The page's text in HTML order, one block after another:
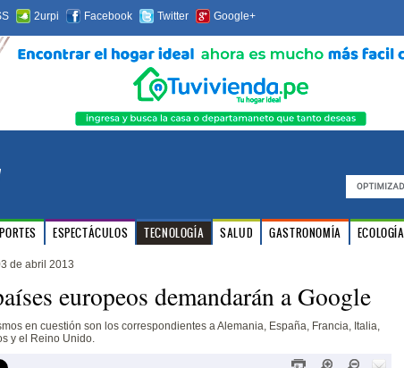
2urpi Facebook Twitter Google+
ESPECTÁCULOS TECNOLOGÍA SALUD GASTRONOMÍA ECOLOGÍA
de abril 2013
europeos demandarán a Google
en cuestión son los correspondientes a Alemania, España, Francia, Italia,
y el Reino Unido.